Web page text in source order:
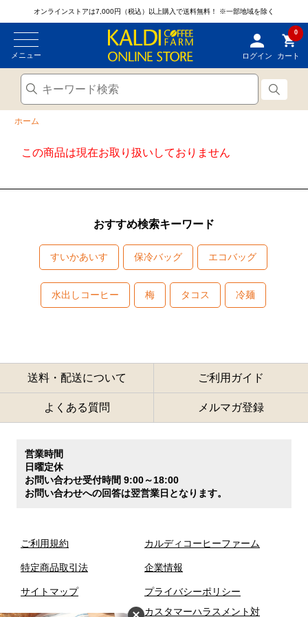
オンラインストアは7,000円（税込）以上購入で送料無料！ ※一部地域を除く
メニュー ログイン
0
カート
ホーム
この商品は現在お取り扱いしておりません
おすすめ検索キーワード
すいかあいす 保冷バッグ エコバッグ
水出しコーヒー 梅 タコス 冷麺
送料・配送について ご利用ガイド
よくある質問 メルマガ登録
営業時間
日曜定休
お問い合わせ受付時間 9:00～18:00
お問い合わせへの回答は翌営業日となります。
ご利用規約
特定商品取引法
サイトマップ
カルディコーヒーファーム
企業情報
プライバシーポリシー
カスタマーハラスメント対